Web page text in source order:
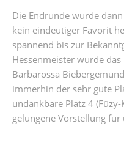
Die Endrunde wurde
kein eindeutiger Favorit
spannend bis zur
Hessenmeister wurde das
Barbarossa
immerhin der sehr gute
undankbare Platz 4
gelungene Vorstellung für